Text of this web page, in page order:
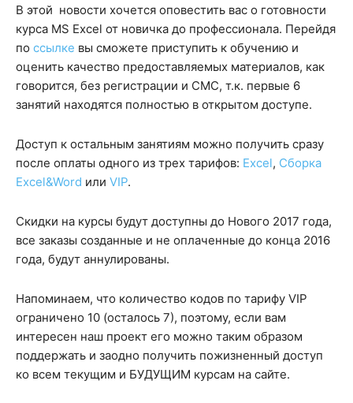
В этой новости хочется оповестить вас о готовности
курса MS Excel от новичка до профессионала. Перейдя
по ссылке вы сможете приступить к обучению и
оценить качество предоставляемых материалов, как
говорится, без регистрации и СМС, т.к. первые 6
занятий находятся полностью в открытом доступе.
Доступ к остальным занятиям можно получить сразу
после оплаты одного из трех тарифов: Excel, Сборка
Excel&Word или VIP.
Скидки на курсы будут доступны до Нового 2017 года,
все заказы созданные и не оплаченные до конца 2016
года, будут аннулированы.
Напоминаем, что количество кодов по тарифу VIP
ограничено 10 (осталось 7), поэтому, если вам
интересен наш проект его можно таким образом
поддержать и заодно получить пожизненный доступ
ко всем текущим и БУДУЩИМ курсам на сайте.